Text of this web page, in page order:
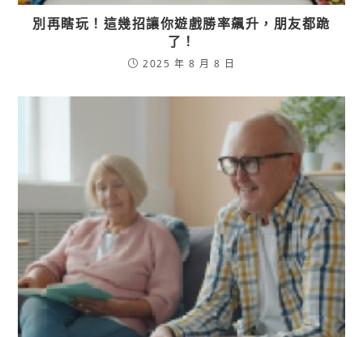
別再瞎玩！這幾招讓你遊戲勝率飆升，朋友都跪
了！
2025 年 8 月 8 日